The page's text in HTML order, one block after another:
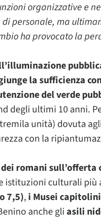
organizzative e
personale, ma
ha provocato la
la sufficienza
del verde
degli ultimi 10 anni.
unità) dovuta
con la
romani sull’offerta
istituzioni culturali più
7,5), i Musei
anche gliasili